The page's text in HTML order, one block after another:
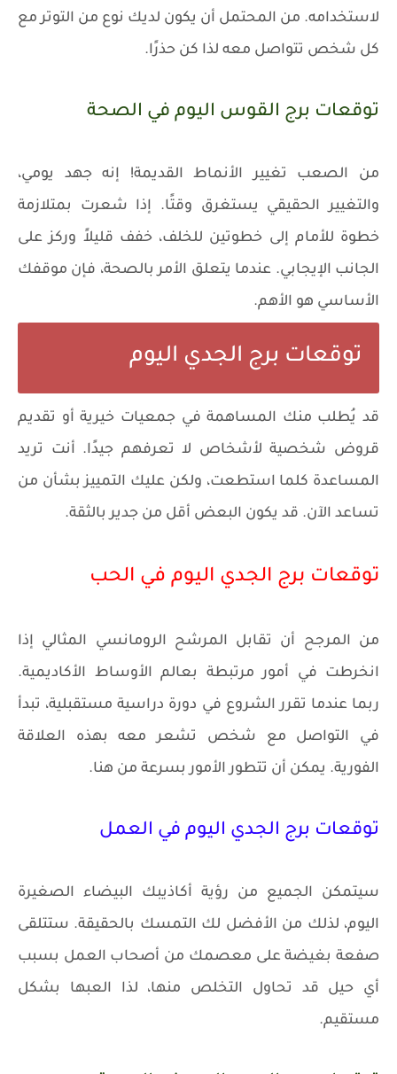
لاستخدامه. من المحتمل أن يكون لديك نوع من التوتر مع
كل شخص تتواصل معه لذا كن حذرًا.
توقعات برج القوس اليوم في الصحة
من الصعب تغيير الأنماط القديمة! إنه جهد يومي،
والتغيير الحقيقي يستغرق وقتًا. إذا شعرت بمتلازمة
خطوة للأمام إلى خطوتين للخلف، خفف قليلاً وركز على
الجانب الإيجابي. عندما يتعلق الأمر بالصحة، فإن موقفك
الأساسي هو الأهم.
توقعات برج الجدي اليوم
قد يُطلب منك المساهمة في جمعيات خيرية أو تقديم
قروض شخصية لأشخاص لا تعرفهم جيدًا. أنت تريد
المساعدة كلما استطعت، ولكن عليك التمييز بشأن من
تساعد الآن. قد يكون البعض أقل من جدير بالثقة.
توقعات برج الجدي اليوم في الحب
من المرجح أن تقابل المرشح الرومانسي المثالي إذا
انخرطت في أمور مرتبطة بعالم الأوساط الأكاديمية.
ربما عندما تقرر الشروع في دورة دراسية مستقبلية، تبدأ
في التواصل مع شخص تشعر معه بهذه العلاقة
الفورية. يمكن أن تتطور الأمور بسرعة من هنا.
توقعات برج الجدي اليوم في العمل
سيتمكن الجميع من رؤية أكاذيبك البيضاء الصغيرة
اليوم، لذلك من الأفضل لك التمسك بالحقيقة. ستتلقى
صفعة بغيضة على معصمك من أصحاب العمل بسبب
أي حيل قد تحاول التخلص منها، لذا العبها بشكل
مستقيم.